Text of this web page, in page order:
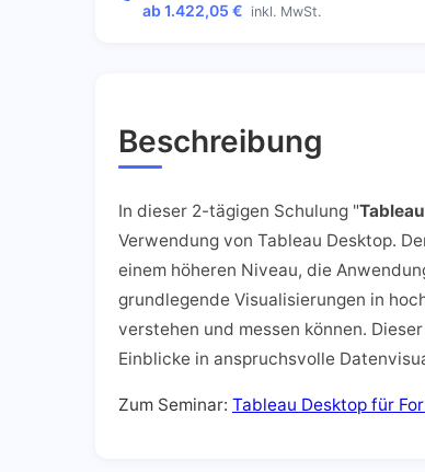
ab 1.422,05 € inkl. MwSt.
Beschreibung
In dieser 2-tägigen Schulung "
Verwendung von Tableau Desktop.
einem höheren Niveau, die
grundlegende Visualisierungen in
verstehen und messen können.
Einblicke in anspruchsvolle
Zum Seminar: Tableau Desktop für